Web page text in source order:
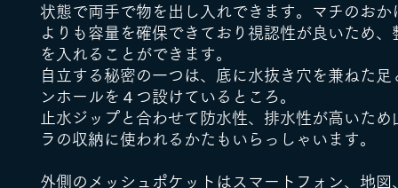
状態で両手で物を出し入れできます。マチのおか
よりも容量を確保できており視認性が良いため、
を入れることができます。
自立する秘密の一つは、底に水抜き穴を兼ねた足
ンホールを４つ設けているところ。
止水ジップと合わせて防水性、排水性が高いため
ラの収納に使われるかたもいらっしゃいます。
外側のメッシュポケットはスマートフォン、地図